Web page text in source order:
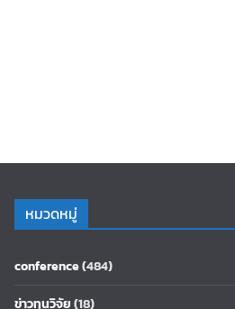
หมวดหมู่
conference(484)
ข่าวทุนวิจัย(18)